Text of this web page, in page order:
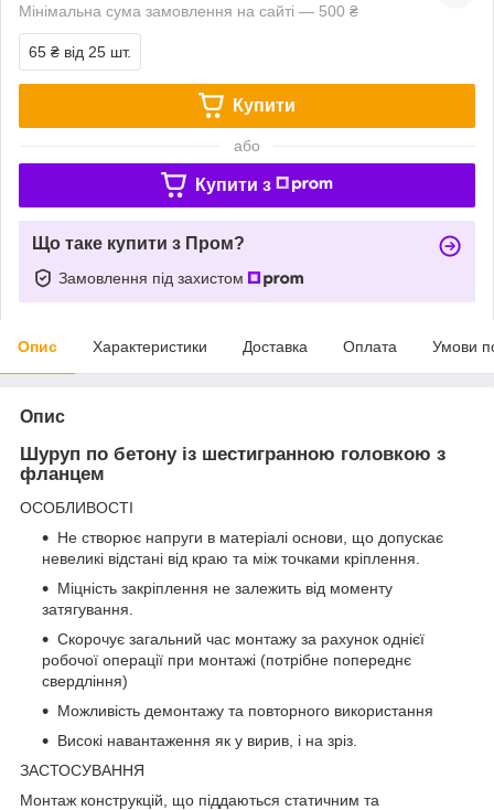
Мінімальна сума замовлення на сайті — 500 ₴
65 ₴ від 25 шт.
Купити
або
Купити з
Що таке купити з Пром?
Замовлення під захистом
Опис Характеристики Доставка Оплата Умови
Опис
Шуруп по бетону із шестигранною головкою з
фланцем
ОСОБЛИВОСТІ
Не створює напруги в матеріалі основи, що допускає
невеликі відстані від краю та між точками кріплення.
Міцність закріплення не залежить від моменту
затягування.
Скорочує загальний час монтажу за рахунок однієї
робочої операції при монтажі (потрібне попереднє
свердління)
Можливість демонтажу та повторного використання
Високі навантаження як у вирив, і на зріз.
ЗАСТОСУВАННЯ
Монтаж конструкцій, що піддаються статичним та